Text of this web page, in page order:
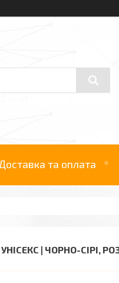
та оплата
УНІСЕКС | ЧОРНО-СІРІ,